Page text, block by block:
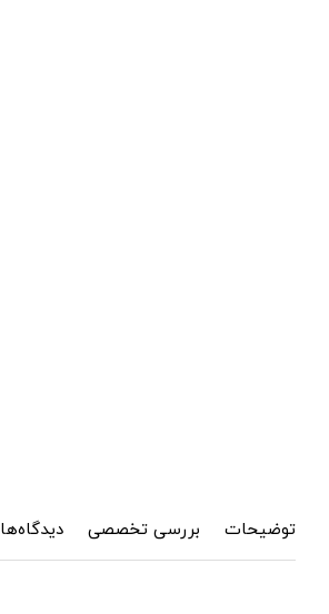
توضیحات بررسی تخصصی دیدگاه‌ها